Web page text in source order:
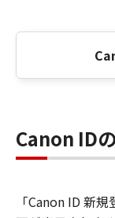
Canon ID
「Canon ID 新